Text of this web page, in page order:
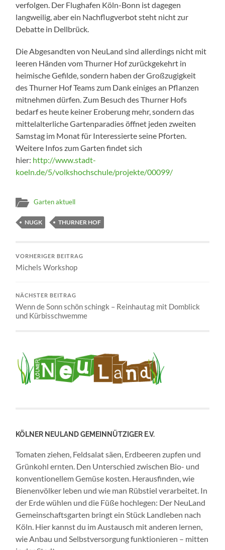
verfolgen. Der Flughafen Köln-Bonn ist dagegen
langweilig, aber ein Nachflugverbot steht nicht zur
Debatte in Dellbrück.
Die Abgesandten von NeuLand sind allerdings nicht mit
leeren Händen vomThurner Hof zurückgekehrt in
heimische Gefilde, sondern haben der Großzugigkeit
des Thurner Hof Teams zum Dank einiges an Pflanzen
mitnehmen dürfen. Zum Besuch desThurner Hofs
bedarf es heute keiner Eroberung mehr, sondern das
mittelalterliche Gartenparadies öffnet jeden zweiten
Samstag im Monat für Interessierte seine Pforten.
Weitere Infos zum Garten findet sich
hier: http://www.stadt-
koeln.de/5/volkshochschule/projekte/00099/
Garten aktuell
NUGK THURNER HOF
VORHERIGER BEITRAG
Michels Workshop
NÄCHSTER BEITRAG
Wenn de Sonn schön schingk – Reinhautag mit Domblick
und Kürbisschwemme
KÖLNER NEULAND GEMEINNÜTZIGER E.V.
Tomaten ziehen, Feldsalat säen, Erdbeeren zupfen und
Grünkohl ernten. Den Unterschied zwischen Bio- und
konventionellem Gemüse kosten. Herausfinden, wie
Bienenvölker leben und wie man Rübstiel verarbeitet. In
der Erde wühlen und die Füße hochlegen: Der NeuLand
Gemeinschaftsgarten bringt ein Stück Landleben nach
Köln. Hier kannst du im Austausch mit anderen lernen,
wie Anbau und Selbstversorgung funktionieren – mitten